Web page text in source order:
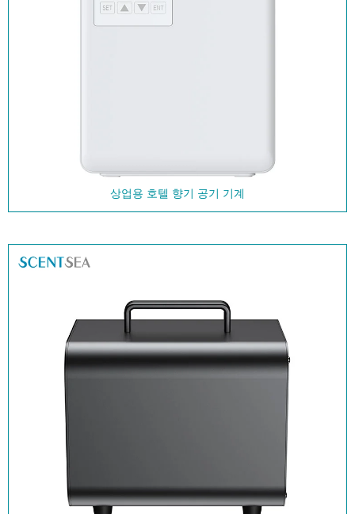
상업용 호텔 향기 공기 기계